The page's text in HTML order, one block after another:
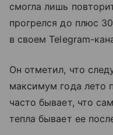
смогла лишь
прогрелся до плюс
в своем Telegram-
Он отметил, что
максимум года лето
часто бывает, что
тепла бывает ее